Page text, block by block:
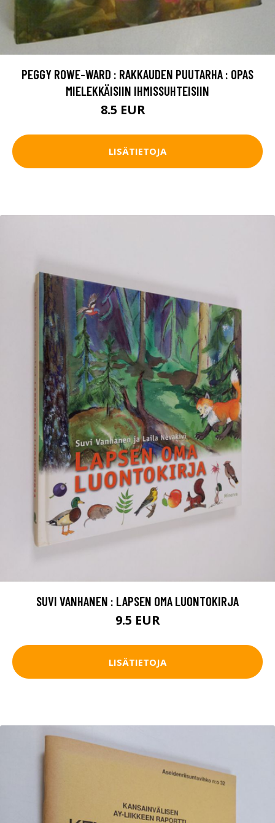
PEGGY ROWE-WARD : RAKKAUDEN PUUTARHA : OPAS
MIELEKKÄISIIN IHMISSUHTEISIIN
8.5 EUR
LISÄTIETOJA
SUVI VANHANEN : LAPSEN OMA LUONTOKIRJA
9.5 EUR
LISÄTIETOJA